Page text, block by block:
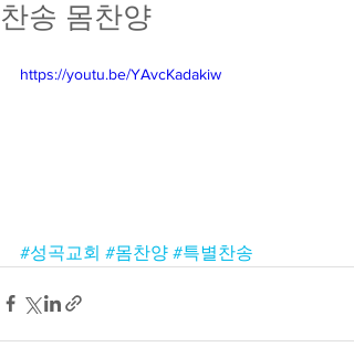
찬송 몸찬양
https://youtu.be/YAvcKadakiw
#성곡교회 #몸찬양 #특별찬송